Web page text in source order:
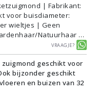
| Fabrikant:
voor buisdiameter:
wieltjes | Geen
Natuurhaar |
Breedte: 33cm | Zonder
| Zwart |
voor vloertype:
Laminaat, PVC/Vinyl
Vraagje?
geschikt voor
bijzonder geschikt
en buizen van 32